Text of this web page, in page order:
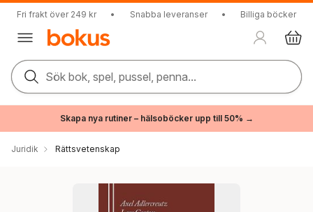
Fri frakt över 249 kr • Snabba leveranser • Billiga böcker
Sök bok, spel, pussel, penna...
Skapa nya rutiner – hälsoböcker upp till 50% →
Juridik Rättsvetenskap